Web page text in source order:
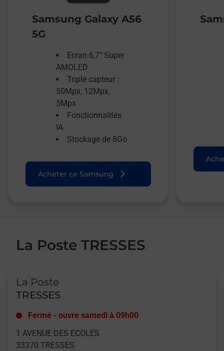
Samsung Galaxy A56
5G
Ecran 6,7’’ Super
AMOLED
Triple capteur :
50Mpx, 12Mpx,
5Mpx
Fonctionnalités
IA
Stockage de 8Go
Acheter ce Samsung
La Poste TRESSES
La Poste
TRESSES
Fermé - ouvre samedi à 09h00
1 AVENUE DES ECOLES
33370 TRESSES